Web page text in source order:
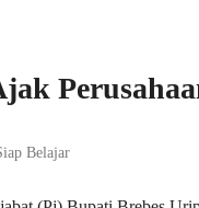
Belajar